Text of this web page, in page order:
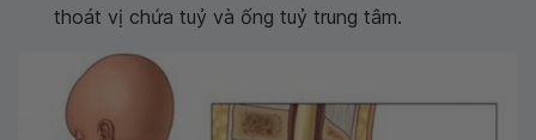
thoát vị chứa tuỷ và ống tuỷ trung tâm.